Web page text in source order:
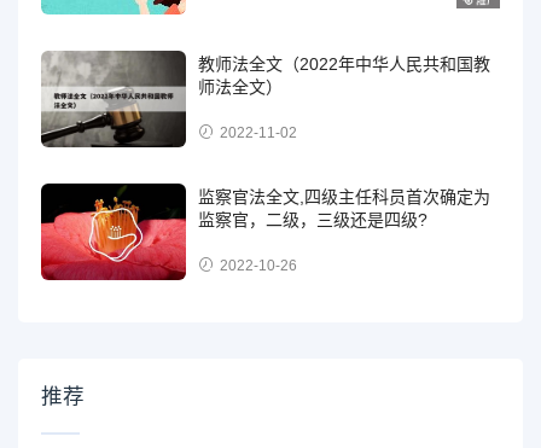
教师法全文（2022年中华人民共和国教
师法全文）
2022-11-02
监察官法全文,四级主任科员首次确定为
监察官，二级，三级还是四级?
2022-10-26
推荐